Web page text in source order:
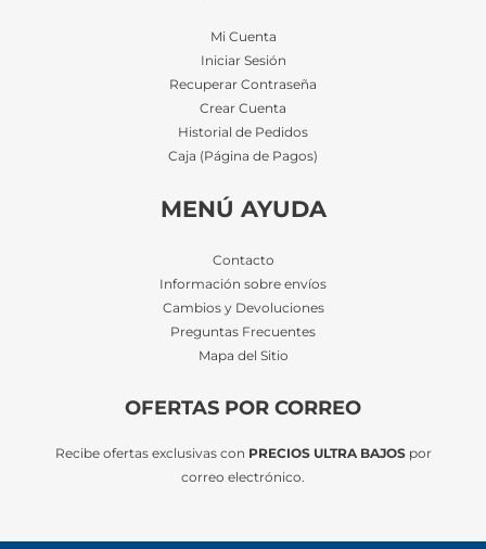
Mi Cuenta
Iniciar Sesión
Recuperar Contraseña
Crear Cuenta
Historial de Pedidos
Caja (Página de Pagos)
MENÚ AYUDA
Contacto
Información sobre envíos
Cambios y Devoluciones
Preguntas Frecuentes
Mapa del Sitio
OFERTAS POR CORREO
Recibe ofertas exclusivas con PRECIOS ULTRA BAJOSpor
correo electrónico.